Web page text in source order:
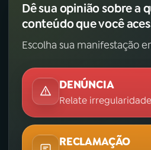
Dê sua opinião sobre a
conteúdo que você
Escolha sua manifestação
DENÚNCIA
Relate
RECLAMAÇÃO